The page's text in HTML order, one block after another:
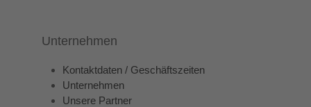
Unternehmen
Kontaktdaten / Geschäftszeiten
Unternehmen
Unsere Partner